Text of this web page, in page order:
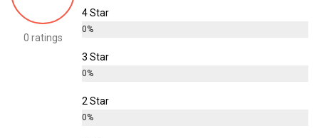
0 ratings
4 Star
0%
3 Star
0%
2 Star
0%